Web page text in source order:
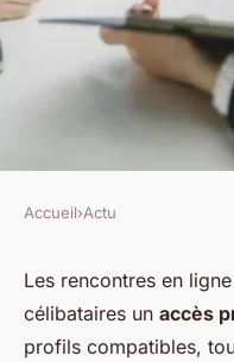
Homme
votre
Accueil›Actu
Les rencontres en
célibataires un accès
profils compatibles,